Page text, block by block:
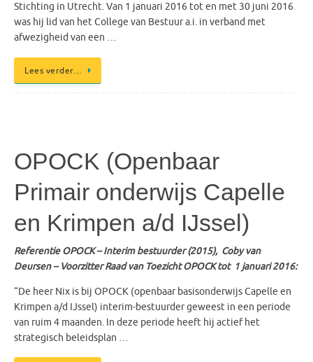
Stichting in Utrecht. Van 1 januari 2016 tot en met 30 juni 2016
was hij lid van het College van Bestuur a.i. in verband met
afwezigheid van een …
Lees verder…
OPOCK (Openbaar
Primair onderwijs Capelle
en Krimpen a/d IJssel)
Referentie OPOCK – Interim bestuurder (2015), Coby van
Deursen – Voorzitter Raad van Toezicht OPOCK tot 1 januari 2016:
“De heer Nix is bij OPOCK (openbaar basisonderwijs Capelle en
Krimpen a/d IJssel) interim-bestuurder geweest in een periode
van ruim 4 maanden. In deze periode heeft hij actief het
strategisch beleidsplan …